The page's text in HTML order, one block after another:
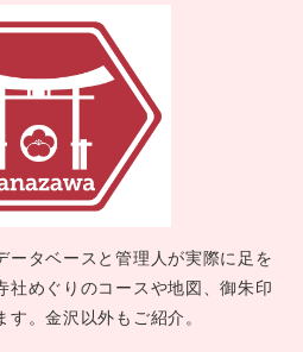
ータベースと管理人が実際に足を
社めぐりのコースや地図、御朱印
す。金沢以外もご紹介。